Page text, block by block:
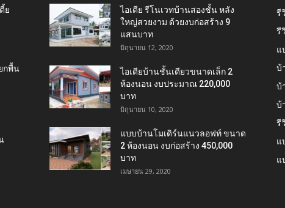
ย
กพื้น
ไอเดีย รีโนเวทบ้านสองชั้น หลัง
ใหญ่สวยงาม ด้วยงบก่อสร้าง 9
แสนบาท
มิถุนายน 12, 2020
ไอเดียบ้านชั้นเดียวขนาดเล็ก 2
ห้องนอน งบประมาณ 220,000
บาท
มิถุนายน 10, 2020
แบบบ้านโมเดิร์นแนวลอฟท์ ขนาด
2 ห้องนอน งบก่อสร้าง 450,000
บาท
เมษายน 29, 2020
รี
รี
แ
บ้
บ้
บ้
รี
แ
แ